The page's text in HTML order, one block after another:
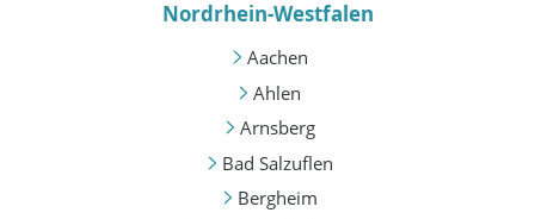
Nordrhein-Westfalen
Aachen
Ahlen
Arnsberg
Bad Salzuflen
Bergheim